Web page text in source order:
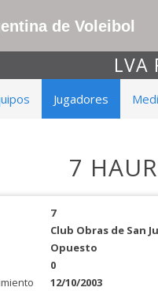
de Voleibol
LVA
Jugadores
7
7
Club Obras de San
Opuesto
0
12/10/2003